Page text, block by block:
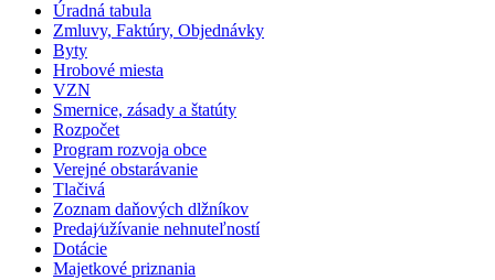
Úradná tabula
Zmluvy, Faktúry, Objednávky
Byty
Hrobové miesta
VZN
Smernice, zásady a štatúty
Rozpočet
Program rozvoja obce
Verejné obstarávanie
Tlačivá
Zoznam daňových dlžníkov
Predaj⁄užívanie nehnuteľností
Dotácie
Majetkové priznania